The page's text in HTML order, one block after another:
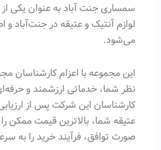
سمساری جنت آباد به عنوان یکی از
لوازم آنتیک و عتیقه در جنت‌آباد و
می‌شود.
این مجموعه با اعزام کارشناسان
نظر شما، خدماتی ارزشمند و
کارشناسان این شرکت پس از
عتیقه شما، بالاترین قیمت ممکن
صورت توافق، فرآیند خرید را به